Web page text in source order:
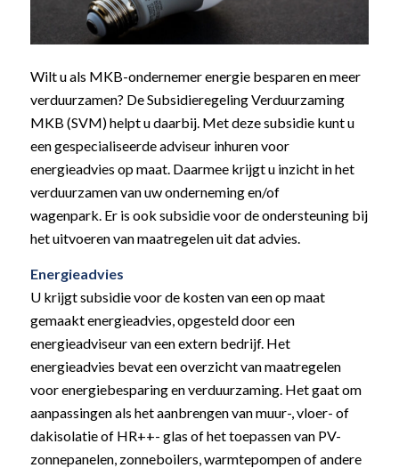
Wilt u als MKB-ondernemer energie besparen en meer
verduurzamen? De Subsidieregeling Verduurzaming
MKB (SVM) helpt u daarbij. Met deze subsidie kunt u
een gespecialiseerde adviseur inhuren voor
energieadvies op maat. Daarmee krijgt u inzicht in het
verduurzamen van uw onderneming en/of
wagenpark. Er is ook subsidie voor de ondersteuning bij
het uitvoeren van maatregelen uit dat advies.
Energieadvies
U krijgt subsidie voor de kosten van een op maat
gemaakt energieadvies, opgesteld door een
energieadviseur van een extern bedrijf. Het
energieadvies bevat een overzicht van maatregelen
voor energiebesparing en verduurzaming. Het gaat om
aanpassingen als het aanbrengen van muur-, vloer- of
dakisolatie of HR++- glas of het toepassen van PV-
zonnepanelen, zonneboilers, warmtepompen of andere